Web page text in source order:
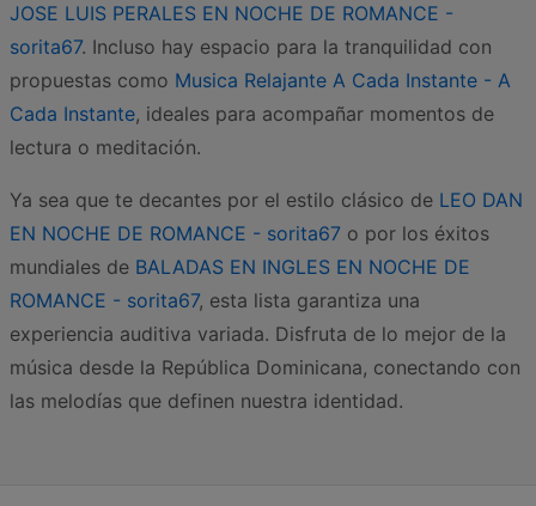
JOSE LUIS PERALES EN NOCHE DE ROMANCE -
sorita67. Incluso hay espacio para la tranquilidad con
propuestas como Musica Relajante A Cada Instante - A
Cada Instante, ideales para acompañar momentos de
lectura o meditación.
Ya sea que te decantes por el estilo clásico de LEO DAN
EN NOCHE DE ROMANCE - sorita67 o por los éxitos
mundiales de BALADAS EN INGLES EN NOCHE DE
ROMANCE - sorita67, esta lista garantiza una
experiencia auditiva variada. Disfruta de lo mejor de la
música desde la República Dominicana, conectando con
las melodías que definen nuestra identidad.